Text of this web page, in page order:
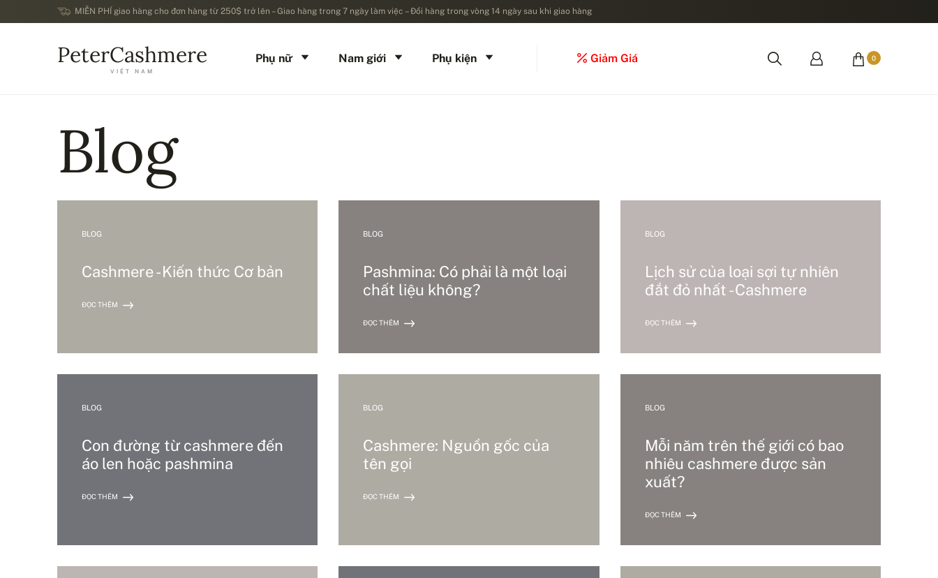
MIỄN PHÍ giao hàng cho đơn hàng từ 250$ trở lên – Giao hàng trong 7 ngày làm việc – Đổi hàng trong vòng 14 ngày sau khi giao hàng
PeterCashmere
VIỆT NAM
Phụ nữ Nam giới Phụ kiện Giảm Giá 0
Blog
BLOG
Cashmere - Kiến thức Cơ bản
ĐỌC THÊM
BLOG
Pashmina: Có phải là một loại
chất liệu không?
ĐỌC THÊM
BLOG
Lịch sử của loại sợi tự nhiên
đắt đỏ nhất - Cashmere
ĐỌC THÊM
BLOG
Con đường từ cashmere đến
áo len hoặc pashmina
ĐỌC THÊM
BLOG
Cashmere: Nguồn gốc của
tên gọi
ĐỌC THÊM
BLOG
Mỗi năm trên thế giới có bao
nhiêu cashmere được sản
xuất?
ĐỌC THÊM